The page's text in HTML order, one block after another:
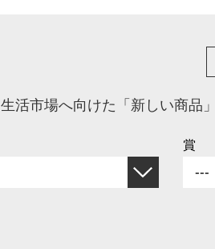
生活市場へ向けた「新しい商品
賞